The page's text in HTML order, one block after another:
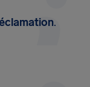
.